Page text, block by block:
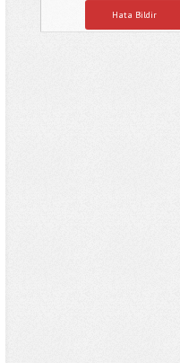
Hata Bildir